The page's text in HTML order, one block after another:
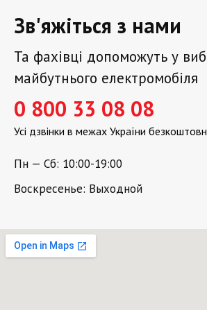
Зв'яжіться з нами
Та фахівці допоможуть у
майбутнього електромобіля
0 800 33 08 08
Усі дзвінки в межах України
Пн — Сб: 10:00-19:00
Воскресенье: Выходной